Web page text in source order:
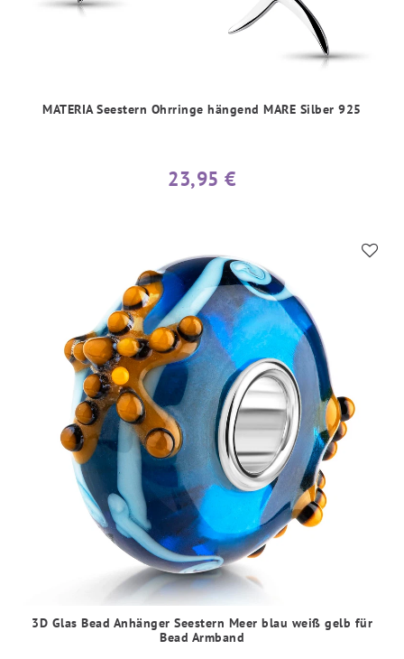
MATERIA Seestern Ohrringe hängend MARE Silber 925
23,95 €
3D Glas Bead Anhänger Seestern Meer blau weiß gelb für
Bead Armband